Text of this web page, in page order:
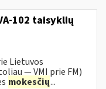
102 taisyklių
Lietuvos
― VMI prie FM)
mokesčių...